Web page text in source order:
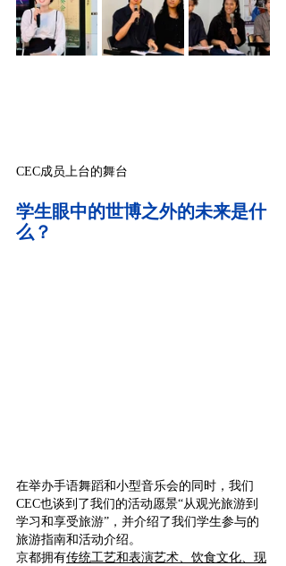
CEC成员上台的舞台
学生眼中的世博之外的未来是什
么？
在举办手语舞蹈和小型音乐会的同时，我们
CEC也谈到了我们的活动愿景“从观光旅游到
学习和享受旅游”，并介绍了我们学生参与的
旅游指南和活动介绍。
京都拥有传统工艺和表演艺术、饮食文化、现